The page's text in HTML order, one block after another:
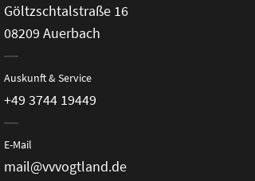
Göltzschtalstraße 16
08209 Auerbach
Auskunft & Service
+49 3744 19449
E-Mail
mail@vvvogtland.de